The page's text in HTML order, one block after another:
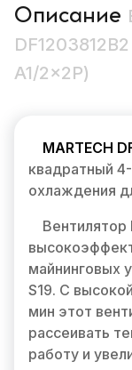
Описание
A1/2×2P)
MARTECH
квадратный
охлаждения
Вентилятор
майнинговых
S19. С
мин этот
рассеивать
работу и